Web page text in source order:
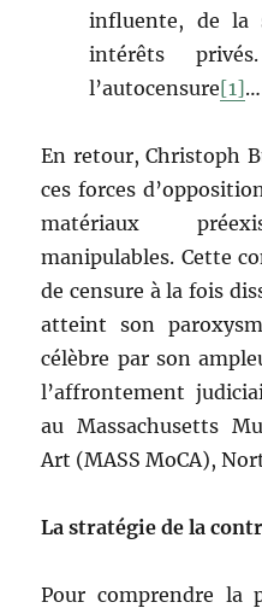
influente, de la
intérêts
l’autocensure[1]
En retour, Christoph
ces forces
matériaux
manipulables. Cette
de censure à la fois
atteint son
célèbre par son
l’affrontement
au Massachusetts
Art (MASS MoCA),
La stratégie de la
Pour comprendre la